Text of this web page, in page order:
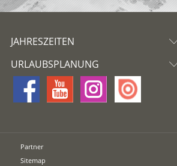
JAHRESZEITEN
URLAUBSPLANUNG
Partner
Sitemap